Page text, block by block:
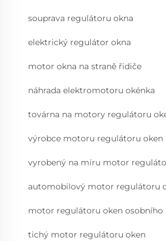
souprava regulátoru okna
elektrický regulátor okna
motor okna na straně řidiče
náhrada elektromotoru okénka
továrna na motory regulátoru
výrobce motoru regulátoru oken
vyrobený na míru motor
automobilový motor regulátoru
motor regulátoru oken
tichý motor regulátoru oken